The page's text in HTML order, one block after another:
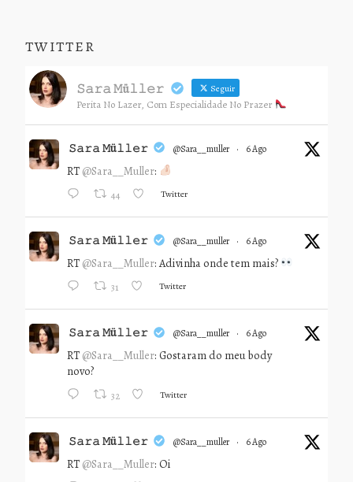
TWITTER
𝚂𝚊𝚛𝚊 𝙼ü𝚕𝚕𝚎𝚛 Seguir
Perita No Lazer, Com Especialidade No Prazer
𝚂𝚊𝚛𝚊 𝙼ü𝚕𝚕𝚎𝚛 @sara__muller · 6 Ago
RT @Sara__Muller:
44 Twitter
𝚂𝚊𝚛𝚊 𝙼ü𝚕𝚕𝚎𝚛 @sara__muller · 6 Ago
RT @Sara__Muller: Adivinha onde tem mais?
31 Twitter
𝚂𝚊𝚛𝚊 𝙼ü𝚕𝚕𝚎𝚛 @sara__muller · 6 Ago
RT @Sara__Muller: Gostaram do meu body
novo?
32 Twitter
𝚂𝚊𝚛𝚊 𝙼ü𝚕𝚕𝚎𝚛 @sara__muller · 6 Ago
RT @Sara__Muller: Oi